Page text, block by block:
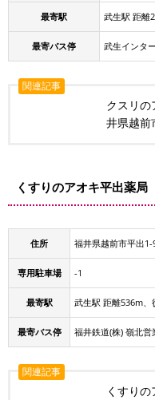
最寄駅 武生駅 距離
最寄バス停 武生インタ
関連記事
クスリの
井県越前
くすりのアオキ平出薬局
住所 福井県越前市平出1-
専用駐車場 -1
最寄駅 武生駅 距離536m、
最寄バス停 福井鉄道(株) 嶺北
関連記事
くすり